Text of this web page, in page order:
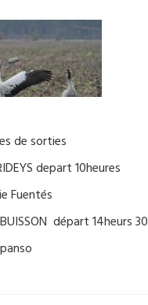
de sorties
depart 10heures
Fuentés
départ 14heurs 30